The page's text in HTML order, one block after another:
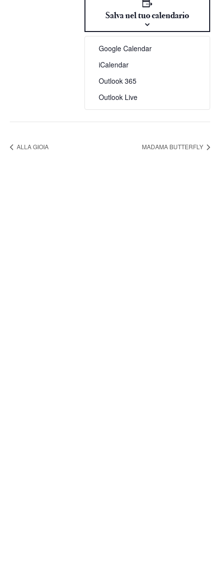
Salva nel tuo calendario
Google Calendar
iCalendar
Outlook 365
Outlook Live
ALLA GIOIA MADAMA BUTTERFLY